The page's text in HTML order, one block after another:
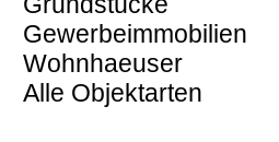
Gewerbeimmobilien
Wohnhaeuser
Alle Objektarten